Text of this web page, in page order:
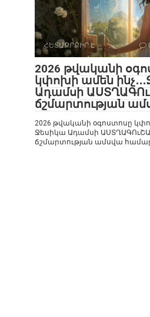
ՀԵՏԱՔՐՔԻՐ Է
2026 թվականի
կփոխի ամեն
Ադամսի
ճշմարտության
2026 թվականի օգոստոսը
Ջեսիկա Ադամսի
ճշմարտության ամսվա